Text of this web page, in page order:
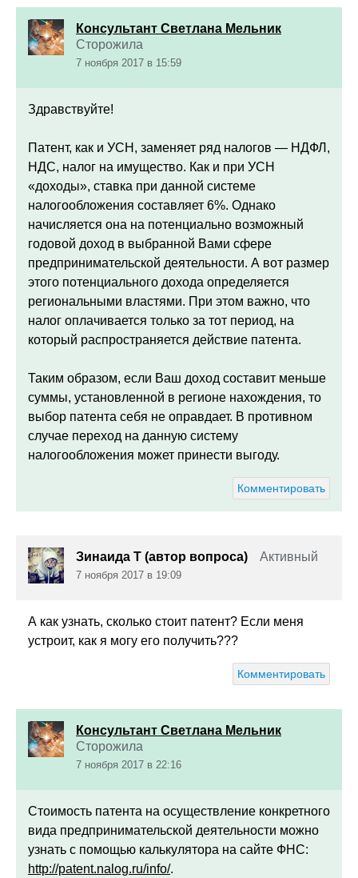
Консультант Светлана Мельник
Сторожила
7 ноября 2017 в 15:59
Здравствуйте!
Патент, как и УСН, заменяет ряд налогов — НДФЛ,
НДС, налог на имущество. Как и при УСН
«доходы», ставка при данной системе
налогообложения составляет 6%. Однако
начисляется она на потенциально возможный
годовой доход в выбранной Вами сфере
предпринимательской деятельности. А вот размер
этого потенциального дохода определяется
региональными властями. При этом важно, что
налог оплачивается только за тот период, на
который распространяется действие патента.
Таким образом, если Ваш доход составит меньше
суммы, установленной в регионе нахождения, то
выбор патента себя не оправдает. В противном
случае переход на данную систему
налогообложения может принести выгоду.
Комментировать
Зинаида Т (автор вопроса) Активный
7 ноября 2017 в 19:09
А как узнать, сколько стоит патент? Если меня
устроит, как я могу его получить???
Комментировать
Консультант Светлана Мельник
Сторожила
7 ноября 2017 в 22:16
Стоимость патента на осуществление конкретного
вида предпринимательской деятельности можно
узнать с помощью калькулятора на сайте ФНС:
http://patent.nalog.ru/info/.